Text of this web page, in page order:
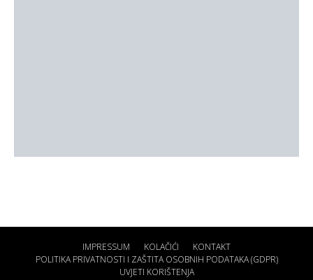
IMPRESSUM KOLAČIĆI
KONTAKT
POLITIKA PRIVATNOSTI I ZAŠTITA OSOBNIH PODATAKA (GDPR)
UVJETI KORIŠTENJA